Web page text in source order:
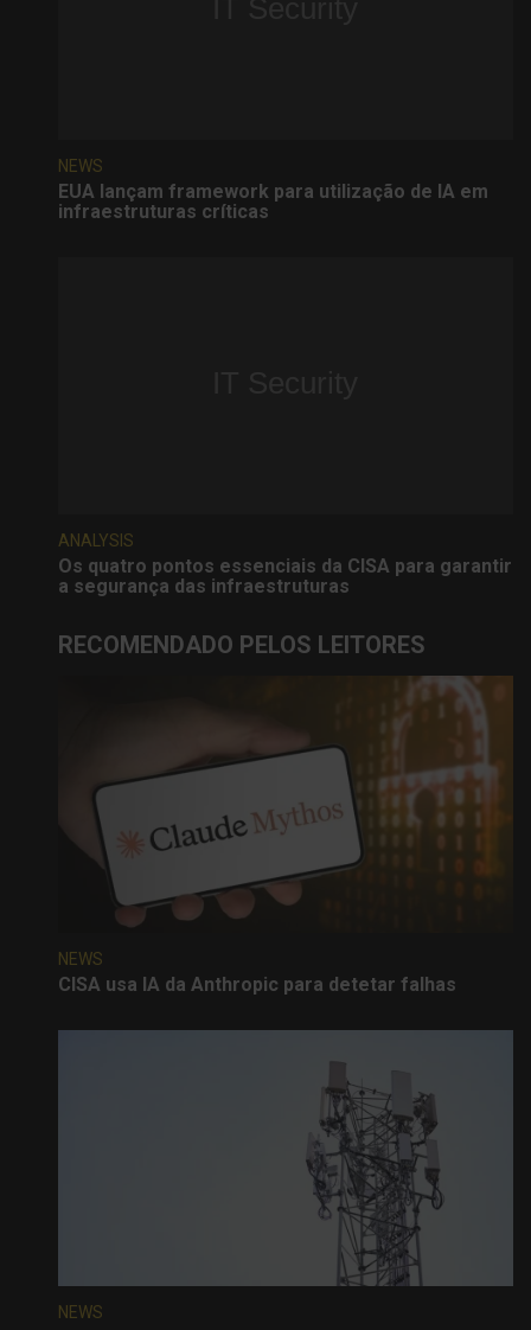
NEWS
EUA lançam framework para utilização de IA em
infraestruturas críticas
ANALYSIS
Os quatro pontos essenciais da CISA para garantir
a segurança das infraestruturas
RECOMENDADO PELOS LEITORES
NEWS
CISA usa IA da Anthropic para detetar falhas
NEWS